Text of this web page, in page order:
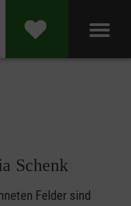
Schenk
Felder sind